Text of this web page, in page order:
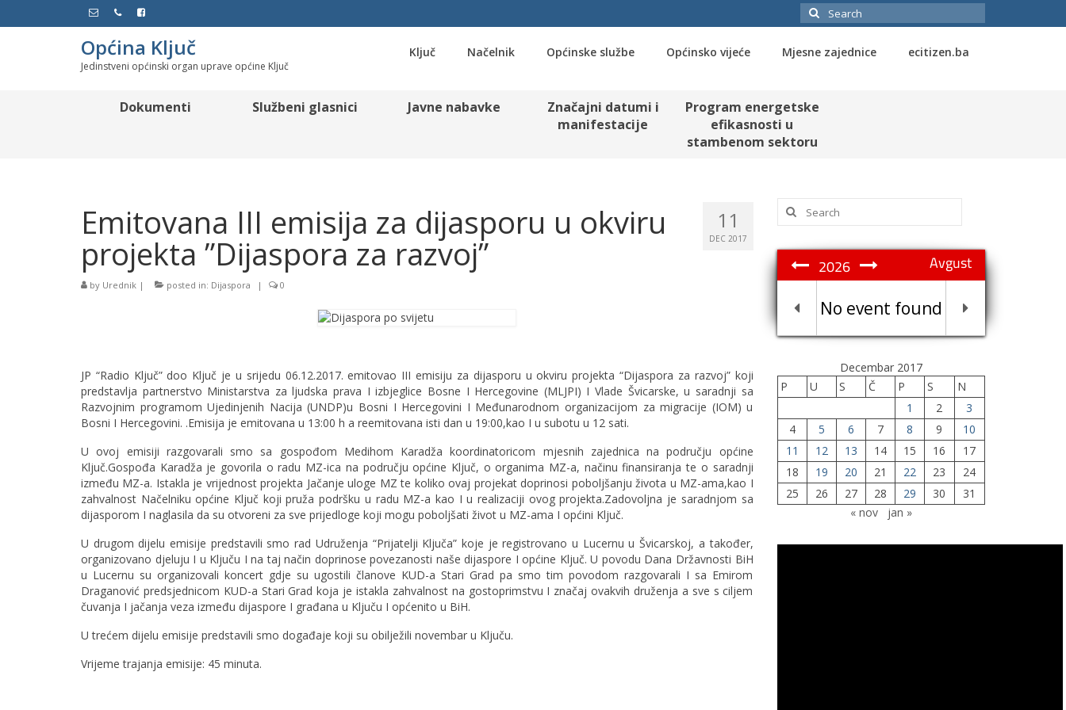
Search
for:
Općina Ključ
Jedinstveni općinski organ uprave općine Ključ
Ključ Načelnik Općinske službe Općinsko vijeće Mjesne zajednice ecitizen.ba
Dokumenti Službeni glasnici Javne nabavke
Značajni datumi i
manifestacije
Program energetske
efikasnosti u
stambenom sektoru
11
DEC 2017
Emitovana III emisija za dijasporu u okviru
projekta ”Dijaspora za razvoj”
by Urednik | posted in: Dijaspora | 0
JP “Radio Ključ” doo Ključ je u srijedu 06.12.2017. emitovao III emisiju za dijasporu u okviru projekta “Dijaspora za razvoj” koji
predstavlja partnerstvo Ministarstva za ljudska prava I izbjeglice Bosne I Hercegovine (MLJPI) I Vlade Švicarske, u saradnji sa
Razvojnim programom Ujedinjenih Nacija (UNDP)u Bosni I Hercegovini I Međunarodnom organizacijom za migracije (IOM) u
Bosni I Hercegovini. .Emisija je emitovana u 13:00 h a reemitovana isti dan u 19:00,kao I u subotu u 12 sati.
U ovoj emisiji razgovarali smo sa gospođom Medihom Karadža koordinatoricom mjesnih zajednica na području općine
Ključ.Gospođa Karadža je govorila o radu MZ-ica na području općine Ključ, o organima MZ-a, načinu finansiranja te o saradnji
između MZ-a. Istakla je vrijednost projekta Jačanje uloge MZ te koliko ovaj projekat doprinosi poboljšanju života u MZ-ama,kao I
zahvalnost Načelniku općine Ključ koji pruža podršku u radu MZ-a kao I u realizaciji ovog projekta.Zadovoljna je saradnjom sa
dijasporom I naglasila da su otvoreni za sve prijedloge koji mogu poboljšati život u MZ-ama I općini Ključ.
U drugom dijelu emisije predstavili smo rad Udruženja “Prijatelji Ključa” koje je registrovano u Lucernu u Švicarskoj, a također,
organizovano djeluju I u Ključu I na taj način doprinose povezanosti naše dijaspore I općine Ključ. U povodu Dana Državnosti BiH
u Lucernu su organizovali koncert gdje su ugostili članove KUD-a Stari Grad pa smo tim povodom razgovarali I sa Emirom
Draganović predsjednicom KUD-a Stari Grad koja je istakla zahvalnost na gostoprimstvu I značaj ovakvih druženja a sve s ciljem
čuvanja I jačanja veza između dijaspore I građana u Ključu I općenito u BiH.
U trećem dijelu emisije predstavili smo događaje koji su obilježili novembar u Ključu.
Vrijeme trajanja emisije: 45 minuta.
Search
for:
Avgust
2026
No event found
Decembar 2017
P
U S Č P S
N
1
2
3
4
5 6 7 8 9
10
11
12 13 14 15 16
17
18
19 20 21 22 23
24
25
26 27 28 29 30
31
« nov
jan »